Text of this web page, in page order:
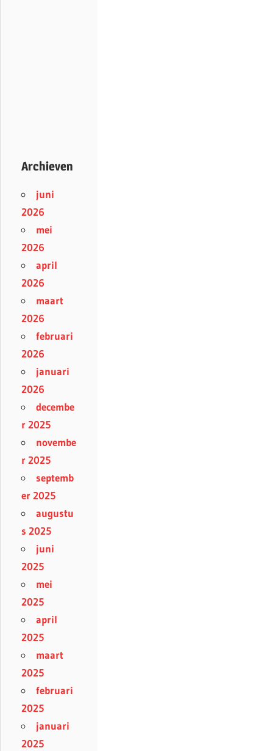
Archieven
juni
2026
mei
2026
april
2026
maart
2026
februari
2026
januari
2026
decembe
r 2025
novembe
r 2025
septemb
er 2025
augustu
s 2025
juni
2025
mei
2025
april
2025
maart
2025
februari
2025
januari
2025